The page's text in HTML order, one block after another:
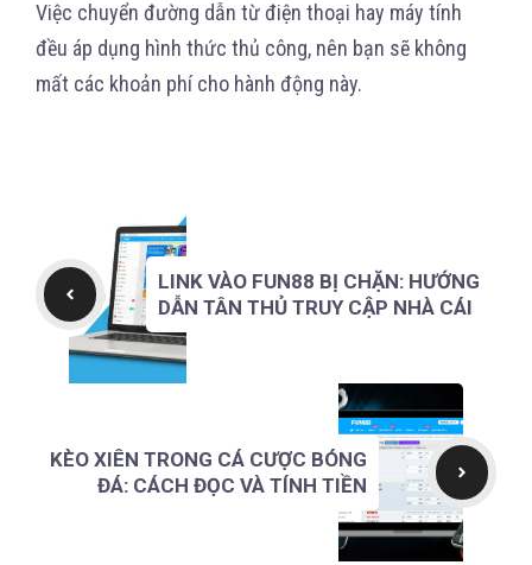
Việc chuyển đường dẫn từ điện thoại hay máy tính
đều áp dụng hình thức thủ công, nên bạn sẽ không
mất các khoản phí cho hành động này.
LINK VÀO FUN88 BỊ CHẶN: HƯỚNG
DẪN TÂN THỦ TRUY CẬP NHÀ CÁI
KÈO XIÊN TRONG CÁ CƯỢC BÓNG
ĐÁ: CÁCH ĐỌC VÀ TÍNH TIỀN